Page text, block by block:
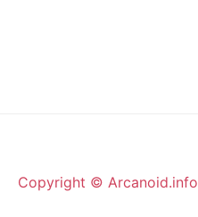
Copyright © Arcanoid.info